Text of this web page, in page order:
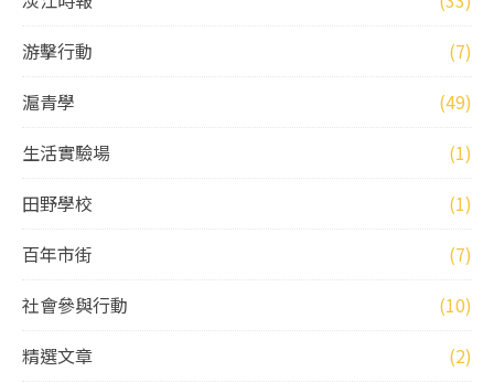
游擊行動
(7)
滬青學
(49)
生活實驗場
(1)
田野學校
(1)
百年市街
(7)
社會參與行動
(10)
精選文章
(2)